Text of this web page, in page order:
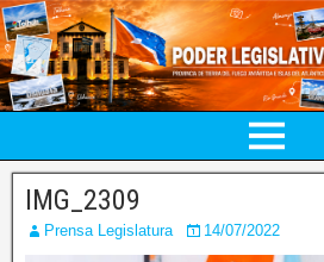
IMG_2309
Prensa Legislatura 14/07/2022